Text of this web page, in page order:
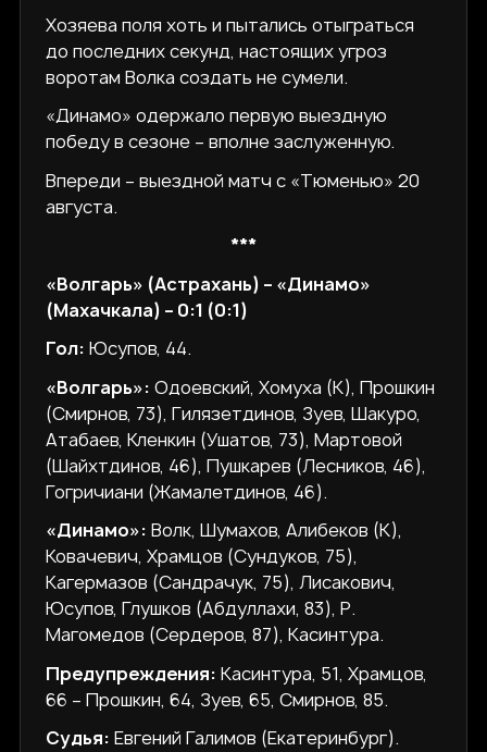
Хозяева поля хоть и пытались отыграться
до последних секунд, настоящих угроз
воротам Волка создать не сумели.
«Динамо» одержало первую выездную
победу в сезоне – вполне заслуженную.
Впереди – выездной матч с «Тюменью» 20
августа.
***
«Волгарь» (Астрахань) ­­– «Динамо»
(Махачкала) – 0:1 (0:1)
Гол: Юсупов, 44.
«Волгарь»: Одоевский, Хомуха (К), Прошкин
(Смирнов, 73), Гилязетдинов, Зуев, Шакуро,
Атабаев, Кленкин (Ушатов, 73), Мартовой
(Шайхтдинов, 46), Пушкарев (Лесников, 46),
Гогричиани (Жамалетдинов, 46).
«Динамо»: Волк, Шумахов, Алибеков (К),
Ковачевич, Храмцов (Сундуков, 75),
Кагермазов (Сандрачук, 75), Лисакович,
Юсупов, Глушков (Абдуллахи, 83), Р.
Магомедов (Сердеров, 87), Касинтура.
Предупреждения: Касинтура, 51, Храмцов,
66 – Прошкин, 64, Зуев, 65, Смирнов, 85.
Судья: Евгений Галимов (Екатеринбург).